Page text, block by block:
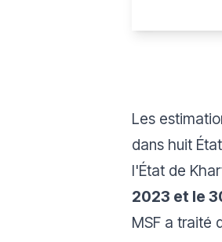
Les
dans huit
l'État de
2023 et le
MSF a traité